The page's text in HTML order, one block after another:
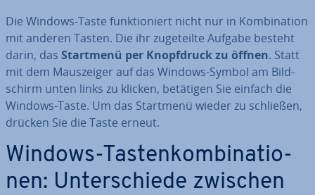
Die Windows-Taste funk­tio­niert nicht nur in Kom­bi­na­ti­on
mit anderen Tasten. Die ihr zu­ge­teil­te Aufgabe besteht
darin, das Startmenü per Knopf­druck zu öffnen. Statt
mit dem Maus­zei­ger auf das Windows-Symbol am Bild­
schirm unten links zu klicken, betätigen Sie einfach die
Windows-Taste. Um das Startmenü wieder zu schließen,
drücken Sie die Taste erneut.
Windows-Tas­ten­kom­bi­na­tio­
nen: Un­ter­schie­de zwischen